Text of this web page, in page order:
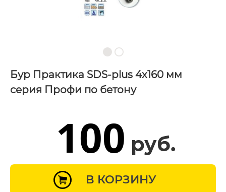
Бур Практика SDS-plus 4х160 мм
серия Профи по бетону
100 руб.
В КОРЗИНУ